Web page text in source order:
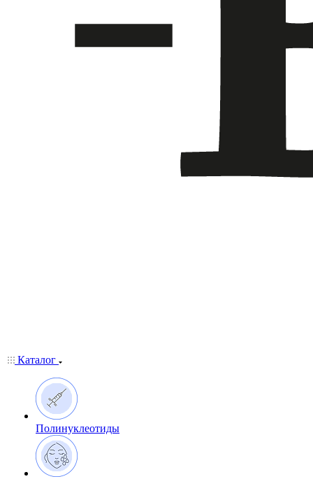
Каталог
Полинуклеотиды